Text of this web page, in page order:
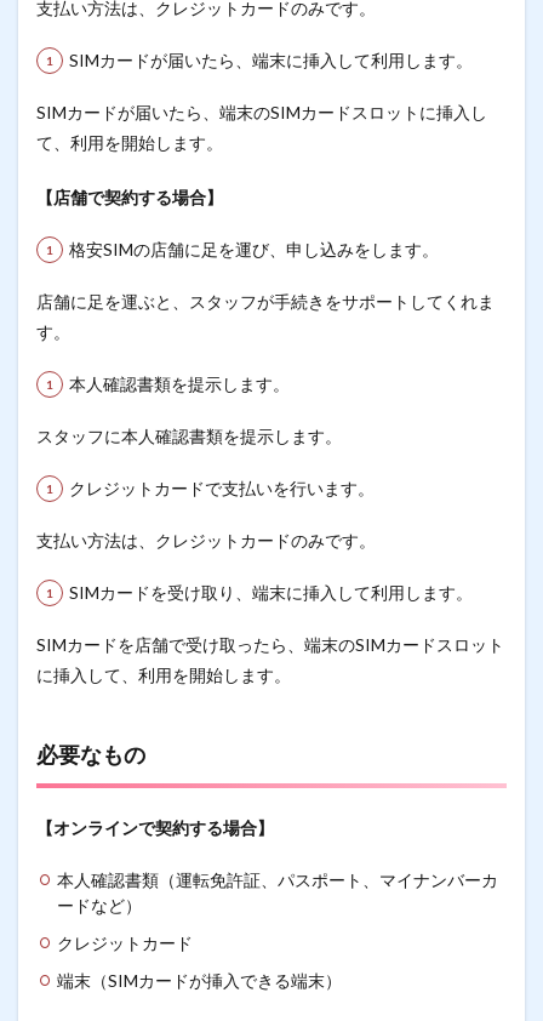
支払い方法は、クレジットカードのみです。
SIMカードが届いたら、端末に挿入して利用します。
SIMカードが届いたら、端末のSIMカードスロットに挿入し
て、利用を開始します。
【店舗で契約する場合】
格安SIMの店舗に足を運び、申し込みをします。
店舗に足を運ぶと、スタッフが手続きをサポートしてくれま
す。
本人確認書類を提示します。
スタッフに本人確認書類を提示します。
クレジットカードで支払いを行います。
支払い方法は、クレジットカードのみです。
SIMカードを受け取り、端末に挿入して利用します。
SIMカードを店舗で受け取ったら、端末のSIMカードスロット
に挿入して、利用を開始します。
必要なもの
【オンラインで契約する場合】
本人確認書類（運転免許証、パスポート、マイナンバーカ
ードなど）
クレジットカード
端末（SIMカードが挿入できる端末）